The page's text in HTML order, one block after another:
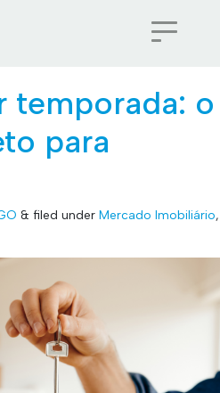
junho
temporada: o
para
& filed under Mercado Imobiliário,